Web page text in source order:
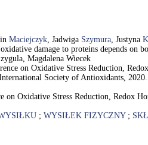
Maciejczyk, Jadwiga Szymura, Justyna
damage to proteins depends
Magdalena Wiecek
on Oxidative Stress Reduction,
Society of Antioxidants,
on Oxidative Stress Reduction, Redox
; WYSIŁEK FIZYCZNY;